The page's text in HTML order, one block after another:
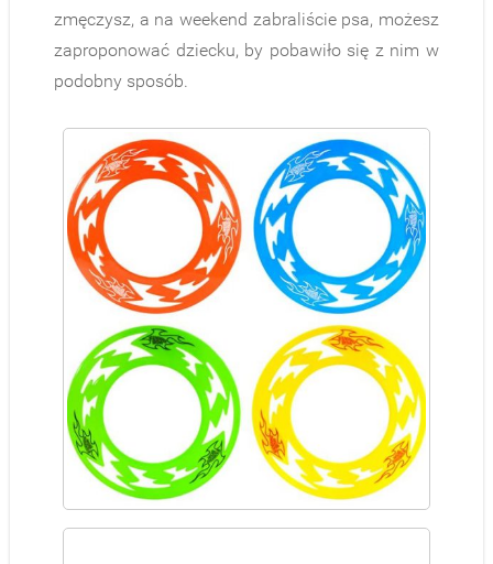
zmęczysz, a na weekend zabraliście psa, możesz
zaproponować dziecku, by pobawiło się z nim w
podobny sposób.